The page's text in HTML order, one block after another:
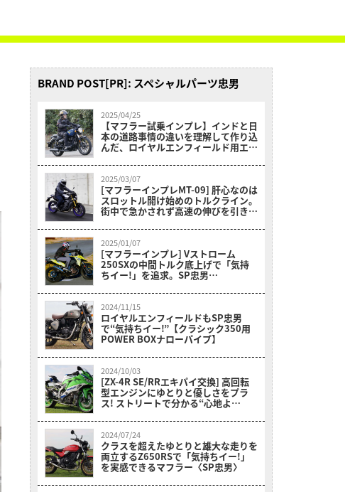
BRAND POST[PR]: スペシャルパーツ忠男
2025/04/25
【マフラー試乗インプレ】インドと日
本の道路事情の違いを理解して作り込
んだ、ロイヤルエンフィールド用エキ
2025/03/07
[マフラーインプレMT-09] 肝心なのは
スロットル開け始めのトルクライン｡
街中で急かされず高速の伸びを引き出
気持ちイー!
2025/01/07
[マフラーインプレ] Vストローム
250SXの中間トルク底上げで「気持
ちイー!」を追求。SP忠男
チャーマシンに
2024/11/15
ロイヤルエンフィールドもSP忠男
で“気持ちイー!”【クラシック350用
POWER BOXナローパイプ】
2024/10/03
[ZX-4R SE/RRエキパイ交換] 高回転
型エンジンにゆとりと優しさをプラ
ス! ストリートで分かる“心地よ
「気持ちイー!」を実感
2024/07/24
クラスを超えたゆとりと雄大な走りを
両立するZ650RSで「気持ちイー!」
を実感できるマフラー〈SP忠男〉